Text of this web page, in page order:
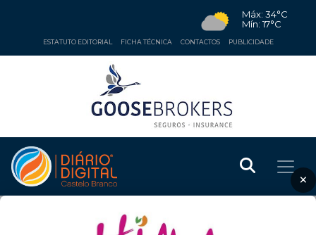
Máx: 34°C
Mín: 17°C
ESTATUTO EDITORIAL FICHA TÉCNICA CONTACTOS PUBLICIDADE
×